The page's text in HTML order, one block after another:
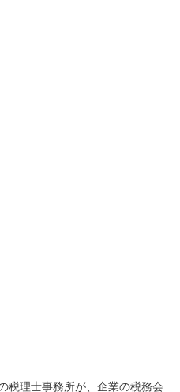
税理士事務所が、企業の税務会